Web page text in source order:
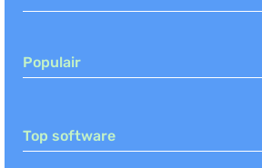
Populair
Top software